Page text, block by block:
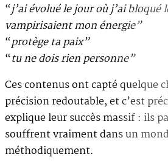
“j’ai évolué le jour où j’ai bloqué
vampirisaient mon énergie”
“protège ta paix”
“tu ne dois rien personne”
Ces contenus ont capté quelque
précision redoutable, et c’est
explique leur succès massif : ils
souffrent vraiment dans un
méthodiquement.